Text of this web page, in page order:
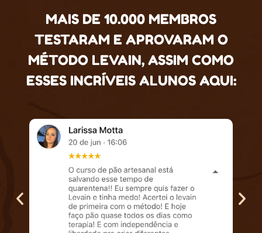
MAIS DE 10.000 MEMBROS
TESTARAM E APROVARAM O
MÉTODO LEVAIN, ASSIM COMO
ESSES INCRÍVEIS ALUNOS AQUI: